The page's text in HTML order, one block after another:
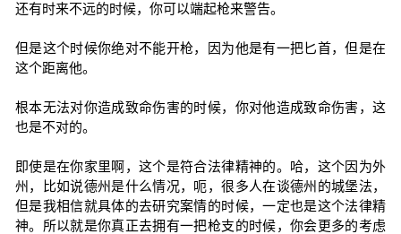
还有时来不远的时候，你可以端起枪来警告。
但是这个时候你绝对不能开枪，因为他是有一把匕首，但是在
这个距离他。
根本无法对你造成致命伤害的时候，你对他造成致命伤害，这
也是不对的。
即使是在你家里啊，这个是符合法律精神的。哈，这个因为外
州，比如说德州是什么情况，呃，很多人在谈德州的城堡法，
但是我相信就具体的去研究案情的时候，一定也是这个法律精
神。所以就是你真正去拥有一把枪支的时候，你会更多的考虑